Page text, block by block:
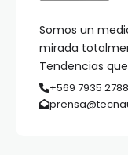
Somos un
mirada
Tendencias
+569 7935 2788